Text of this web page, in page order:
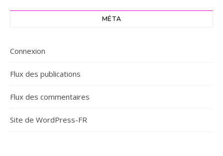
MÉTA
Connexion
Flux des publications
Flux des commentaires
Site de WordPress-FR